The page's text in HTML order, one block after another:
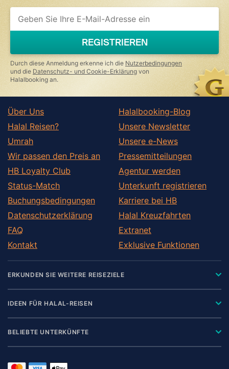
If
you
ignore
this
field
REGISTRIEREN
Durch diese Anmeldung erkenne ich die Nutzerbedingungen
und die Datenschutz- und Cookie-Erklärung von
Halalbooking an.
Über Uns
Halal Reisen?
Umrah
Wir passen den Preis an
HB Loyalty Club
Status-Match
Buchungsbedingungen
Datenschutzerklärung
FAQ
Kontakt
Halalbooking-Blog
Unsere Newsletter
Unsere e-News
Pressemitteilungen
Agentur werden
Unterkunft registrieren
Karriere bei HB
Halal Kreuzfahrten
Extranet
Exklusive Funktionen
ERKUNDEN SIE WEITERE REISEZIELE
IDEEN FÜR HALAL-REISEN
BELIEBTE UNTERKÜNFTE